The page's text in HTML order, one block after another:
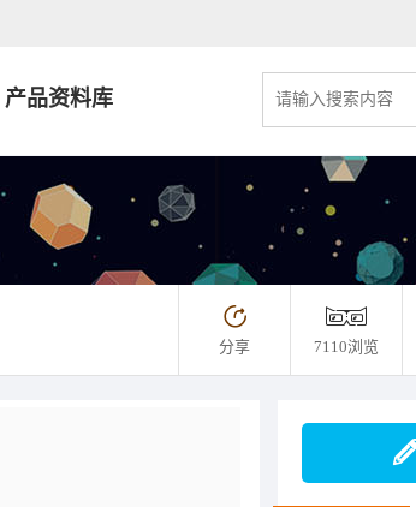
产品资料库
分享 7110浏览